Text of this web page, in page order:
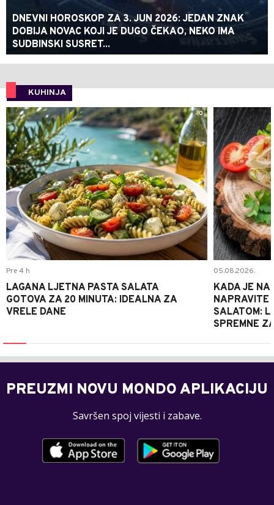
DNEVNI HOROSKOP ZA 3. JUN 2026: JEDAN ZNAK
DOBIJA NOVAC KOJI JE DUGO ČEKAO, NEKO IMA
SUDBINSKI SUSRET...
KUHINJA
0
Pre 4 h
LAGANA LJETNA PASTA SALATA
GOTOVA ZA 20 MINUTA: IDEALNA ZA
VRELE DANE
05.08.2026.
KADA JE
NAPRAVITE
SALATOM:
SPREMNE
PREUZMI NOVU MONDO APLIKACIJU
Savršen spoj vijesti i zabave.